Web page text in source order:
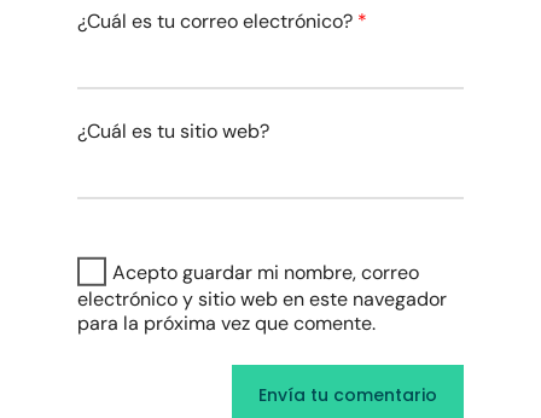
¿Cuál es tu correo electrónico? *
¿Cuál es tu sitio web?
Acepto guardar mi nombre, correo
electrónico y sitio web en este navegador
para la próxima vez que comente.